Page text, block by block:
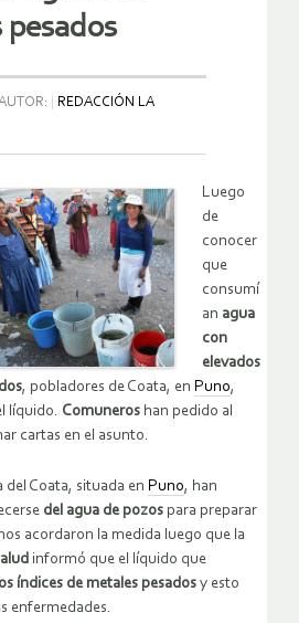
pesados
REDACCIÓN LA
Luego
de
conocer
que
consumí
an agua
con
elevados
, pobladores de Coata, en Puno,
líquido. Comuneros han pedido al
cartas en el asunto.
del Coata, situada en Puno, han
del agua de pozos para preparar
acordaron la medida luego que la
informó que el líquido que
índices de metales pesados y esto
enfermedades.